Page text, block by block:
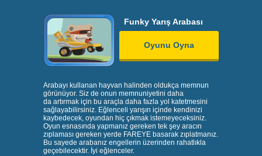
Funky Yarış Arabası
Oyunu Oyna
Arabayı kullanan hayvan halinden oldukça memnun
görünüyor. Siz de onun memnuniyetini daha
da artırmak için bu araçla daha fazla yol katetmesini
sağlayabilirsiniz. Eğlenceli yarışın içinde kendinizi
kaybedecek, oyundan hiç çıkmak istemeyeceksiniz.
Oyun esnasında yapmanız gereken tek şey aracın
zıplaması gereken yerde FAREYE basarak zıplatmanız.
Bu sayede arabanız engellerin üzerinden rahatlıkla
geçebilecektir. İyi eğlenceler.